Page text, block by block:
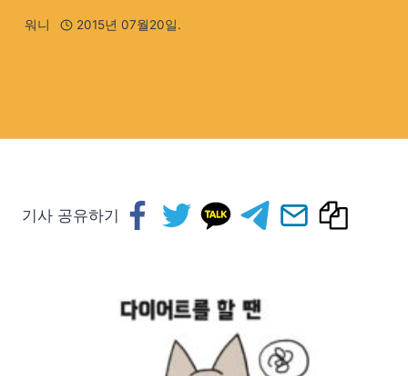
워니 2015년 07월20일.
기사 공유하기